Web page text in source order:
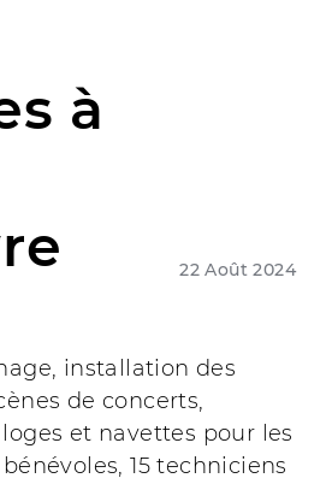
à
22 Août 2024
installation des
de concerts,
et navettes pour les
15 techniciens